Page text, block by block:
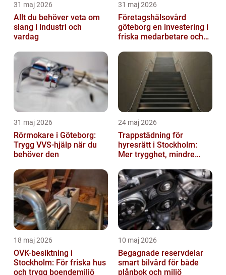
31 maj 2026
Allt du behöver veta om
slang i industri och
vardag
31 maj 2026
Företagshälsovård
göteborg en investering i
friska medarbetare och
31 maj 2026
Rörmokare i Göteborg:
Trygg VVS-hjälp när du
behöver den
24 maj 2026
Trappstädning för
hyresrätt i Stockholm:
Mer trygghet, mindre
18 maj 2026
OVK-besiktning i
Stockholm: För friska hus
och trygg boendemiljö
10 maj 2026
Begagnade reservdelar
smart bilvård för både
plånbok och miljö